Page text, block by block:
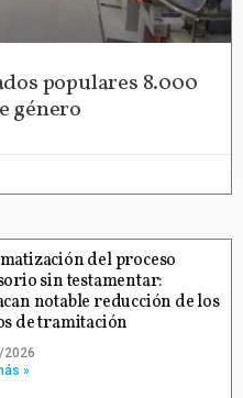
populares 8.000
género
del proceso
sin testamentar:
notable reducción de los
de tramitación
»